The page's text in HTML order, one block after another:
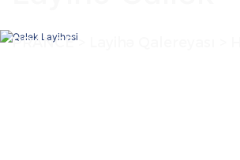
PRANCE